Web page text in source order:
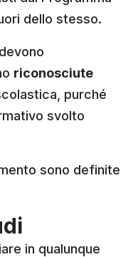
dello stesso.
riconosciute
purché
svolto
sono definite
in qualunque